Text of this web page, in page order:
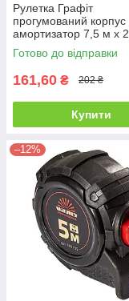
Рулетка Графіт
прогумований корпус
амортизатор 7,5 м х
32533
Готово до відправки
161,60 ₴ 202 ₴
Купити
–12%